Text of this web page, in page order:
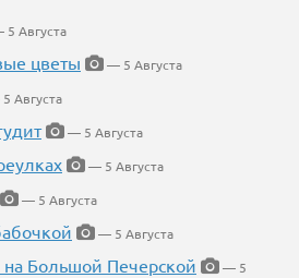
Августа
цветы
— 5 Августа
Августа
— 5 Августа
— 5 Августа
— 5 Августа
— 5 Августа
Большой Печерской
— 5